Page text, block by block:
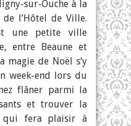
sur-Ouche à la
l’Hôtel de Ville.
une petite ville
entre Beaune et
magie de Noël s’y
week-end lors du
flâner parmi la
et trouver la
qui fera plaisir à